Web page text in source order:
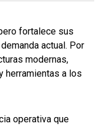
fortalece sus
actual. Por
modernas,
herramientas a los
operativa que